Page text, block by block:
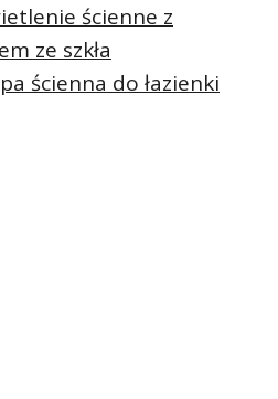
ścienne z
ze szkła
ścienna do łazienki